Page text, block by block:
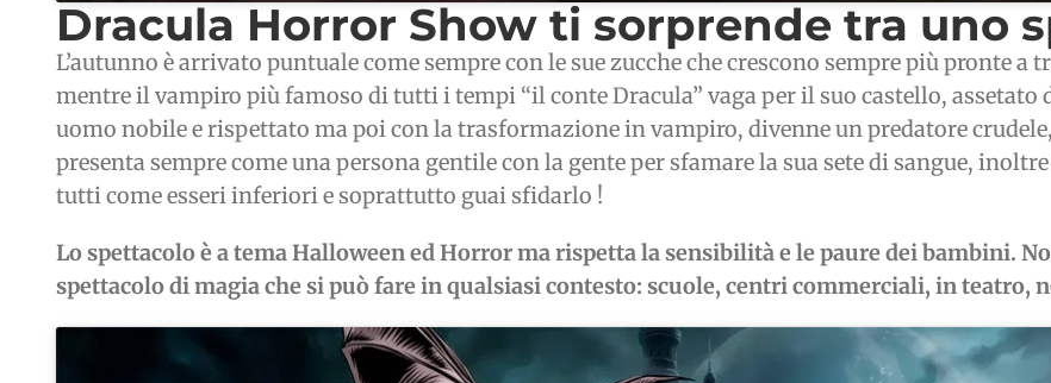
Dracula Horror Show ti sorprende tra uno
L’autunno è arrivato puntuale come sempre con le sue zucche che crescono sempre più pronte
mentre il vampiro più famoso di tutti i tempi “il conte Dracula” vaga per il suo castello, assetato
uomo nobile e rispettato ma poi con la trasformazione in vampiro, divenne un predatore
presenta sempre come una persona gentile con la gente per sfamare la sua sete di sangue,
tutti come esseri inferiori e soprattutto guai sfidarlo !
Lo spettacolo è a tema Halloween ed Horror ma rispetta la sensibilità e le paure dei bambini.
spettacolo di magia che si può fare in qualsiasi contesto: scuole, centri commerciali, in teatro,